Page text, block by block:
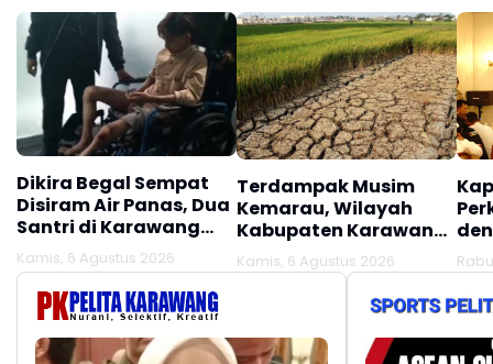
Dikira Begal Sempat
Disiram Air Panas, Dua
Santri di Karawang
Terluka Akibat Aksi
Oknum Linmas
Kamis, 6 Agustus 2026
Terdampak Musim
Kemarau, Wilayah
Kabupaten Karawang
Kekeringan Makin
Meluas
Kamis, 6 Agustus 2026